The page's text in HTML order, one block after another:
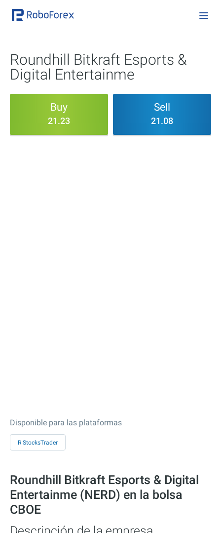
Roundhill Bitkraft Esports &
Digital Entertainme
Buy
21.23
Sell
21.08
Disponible para las plataformas
R StocksTrader
Roundhill Bitkraft Esports & Digital
Entertainme (NERD) en la bolsa
CBOE